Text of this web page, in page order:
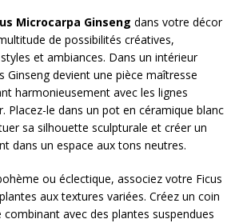
Microcarpa Ginseng dans votre décor
de possibilités créatives,
et ambiances. Dans un intérieur
Ginseng devient une pièce maîtresse
harmonieusement avec les lignes
Placez-le dans un pot en céramique blanc
sa silhouette sculpturale et créer un
dans un espace aux tons neutres.
ou éclectique, associez votre Ficus
aux textures variées. Créez un coin
combinant avec des plantes suspendues